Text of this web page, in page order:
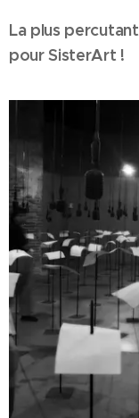
La plus
pour SisterArt !